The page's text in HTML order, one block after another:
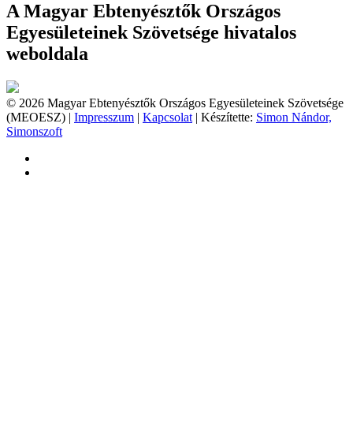
A Magyar Ebtenyésztők Országos
Egyesületeinek Szövetsége hivatalos
weboldala
© 2026 Magyar Ebtenyésztők Országos Egyesületeinek Szövetsége
(MEOESZ) | Impresszum | Kapcsolat | Készítette: Simon Nándor,
Simonszoft